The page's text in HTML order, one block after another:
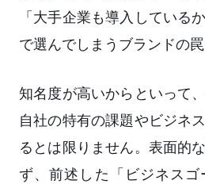
「大手企業も導入している
で選んでしまうブランドの罠
知名度が高いからといって
自社の特有の課題やビジネ
るとは限りません。表面的
ず、前述した「ビジネス